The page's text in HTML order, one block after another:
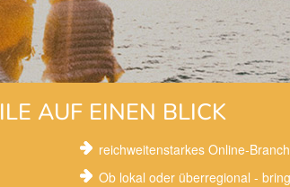
AUF EINEN BLICK
reichweitenstarkes Online-
Ob lokal oder überregional -